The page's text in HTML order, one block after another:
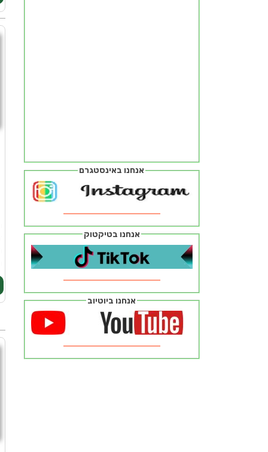
אנחנו באינסטגרם
אנחנו בטיקטוק
אנחנו ביוטיוב